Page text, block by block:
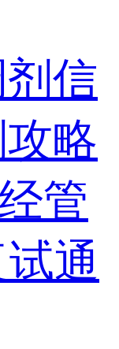
信
略
管
通